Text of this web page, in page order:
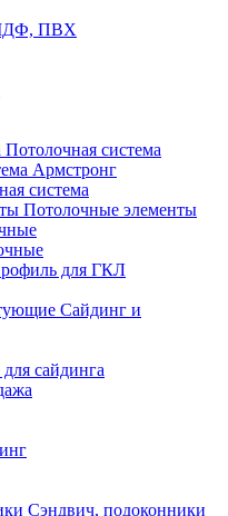
ПВХ
Потолочная система
Армстронг
система
Потолочные элементы
для ГКЛ
Сайдинг и
сайдинга
Сэндвич, подоконники